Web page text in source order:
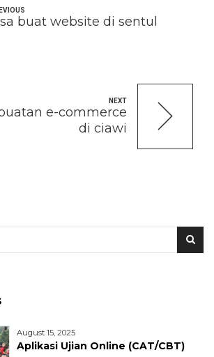
buat website di sentul
NEXT
e-commerce
di ciawi
August 15, 2025
Aplikasi Ujian Online (CAT/CBT)